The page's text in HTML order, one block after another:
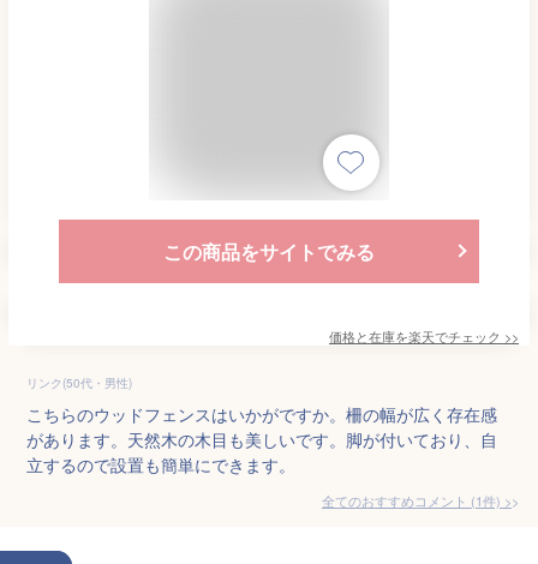
この商品をサイトでみる
価格と在庫を楽天でチェック >>
リンク(50代・男性)
こちらのウッドフェンスはいかがですか。柵の幅が広く存在感
があります。天然木の木目も美しいです。脚が付いており、自
立するので設置も簡単にできます。
全てのおすすめコメント (1件) >